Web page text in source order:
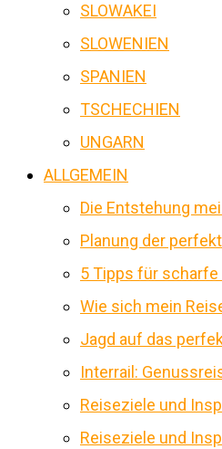
SLOWAKEI
SLOWENIEN
SPANIEN
TSCHECHIEN
UNGARN
ALLGEMEIN
Die Entstehung
Planung der
5 Tipps für scharfe
Wie sich mein
Jagd auf das
Interrail:
Reiseziele und
Reiseziele und